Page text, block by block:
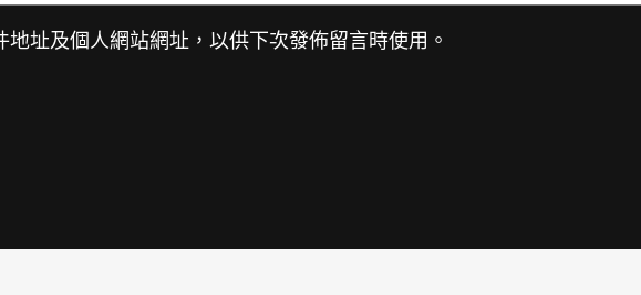
址及個人網站網址，以供下次發佈留言時使用。